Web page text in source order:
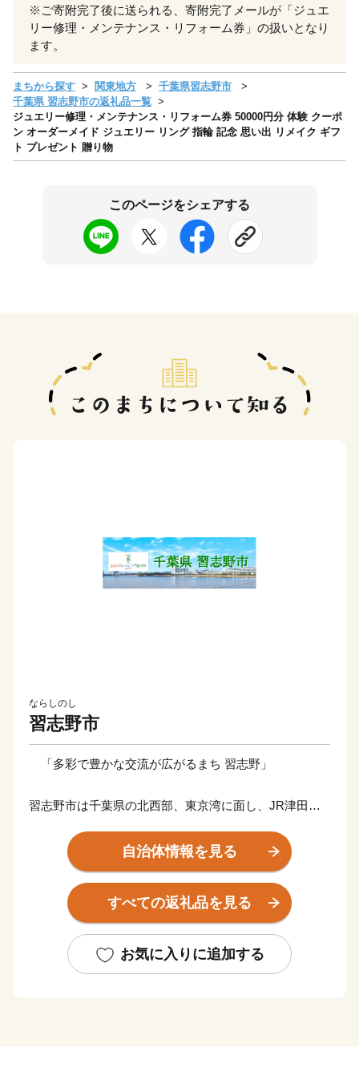
※ご寄附完了後に送られる、寄附完了メールが「ジュエ
リー修理・メンテナンス・リフォーム券」の扱いとなり
ます。
まちから探す 関東地方
千葉県習志野市
千葉県 習志野市の返礼品一覧
ジュエリー修理・メンテナンス・リフォーム券 50000円分 体験 クーポ
ン オーダーメイド ジュエリー リング 指輪 記念 思い出 リメイク ギフ
ト プレゼント 贈り物
このページをシェアする
ならしのし
習志野市
「多彩で豊かな交流が広がるまち 習志野」
習志野市は千葉県の北西部、東京湾に面し、JR津田沼
駅周辺には商業施設が集積し、湾岸エリアのレジャー施
設へのアクセスも抜群。多くの人が行き交い、出会い、
つながるまちです。
「音楽のまち」としても全国に知られ、市立習志野高校
な成績を収めています。音楽を通じた世代を超えた交流
も、本市の誇りです。
自治体情報を見る
すべての返礼品を見る
お気に入りに追加する